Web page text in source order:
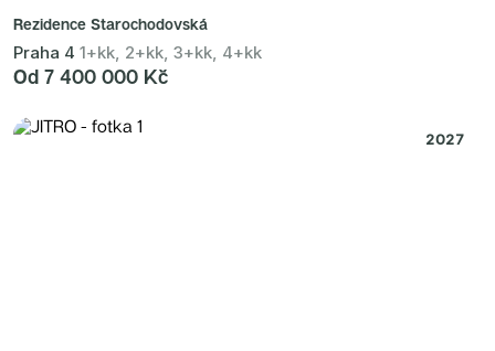
Rezidence Starochodovská
Praha 4 1+kk, 2+kk, 3+kk, 4+kk
Od 7 400 000 Kč
2027